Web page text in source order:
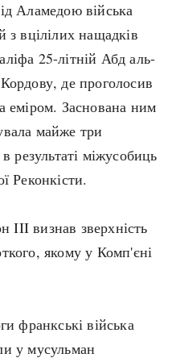
Аламедою війська
з вцілілих нащадків
25-літній Абд аль-
де проголосив
еміром. Заснована ним
майже три
результаті міжусобиць
Реконкісти.
III визнав зверхність
якому у Комп'єні
франкські війська
у мусульман